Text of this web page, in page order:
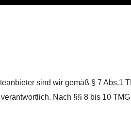
sind wir gemäß § 7 Abs.1
Nach §§ 8 bis 10